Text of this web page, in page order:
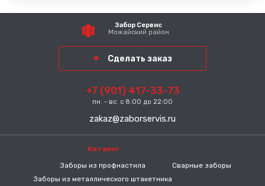
Забор Сервис
Можайский район
Сделать заказ
+7 (901) 417-33-73
пн. - вс. с 8:00 до 22:00
zakaz@zaborservis.ru
Каталог
Заборы из профнастила
Заборы из металлического штакетника
Сварные заборы